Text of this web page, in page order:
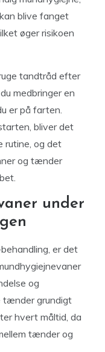
blive fanget
øger risikoen
tandtråd efter
medbringer en
er på farten.
bliver det
rutine, og det
og tænder
under
er det
og
tænder grundigt
hvert måltid, da
tænder og